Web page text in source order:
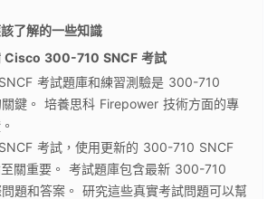
了解的一些知識
Cisco 300-710 SNCF 考試
考試題庫和練習測驗是 300-710
鍵。 培養思科 Firepower 技術方面的專
考試，使用更新的 300-710 SNCF
關重要。 考試題庫包含最新 300-710
題和答案。 研究這些真實考試問題可以幫